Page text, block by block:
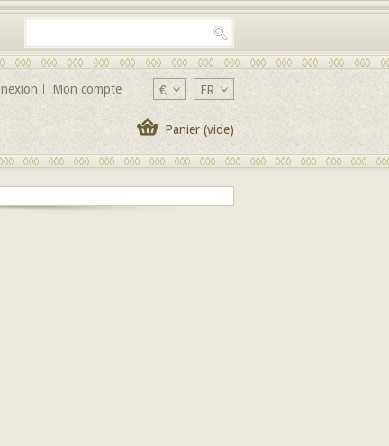
FR
€
Panier (vide)
Mon compte